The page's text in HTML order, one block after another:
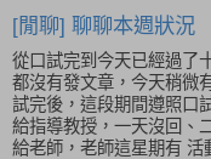
[閒聊] 聊聊本週狀況
從口試完到今天已經過了
都沒有發文章，今天稍微
試完後，這段期間遵照口
給指導教授，一天沒回、
給老師，老師這星期有 活